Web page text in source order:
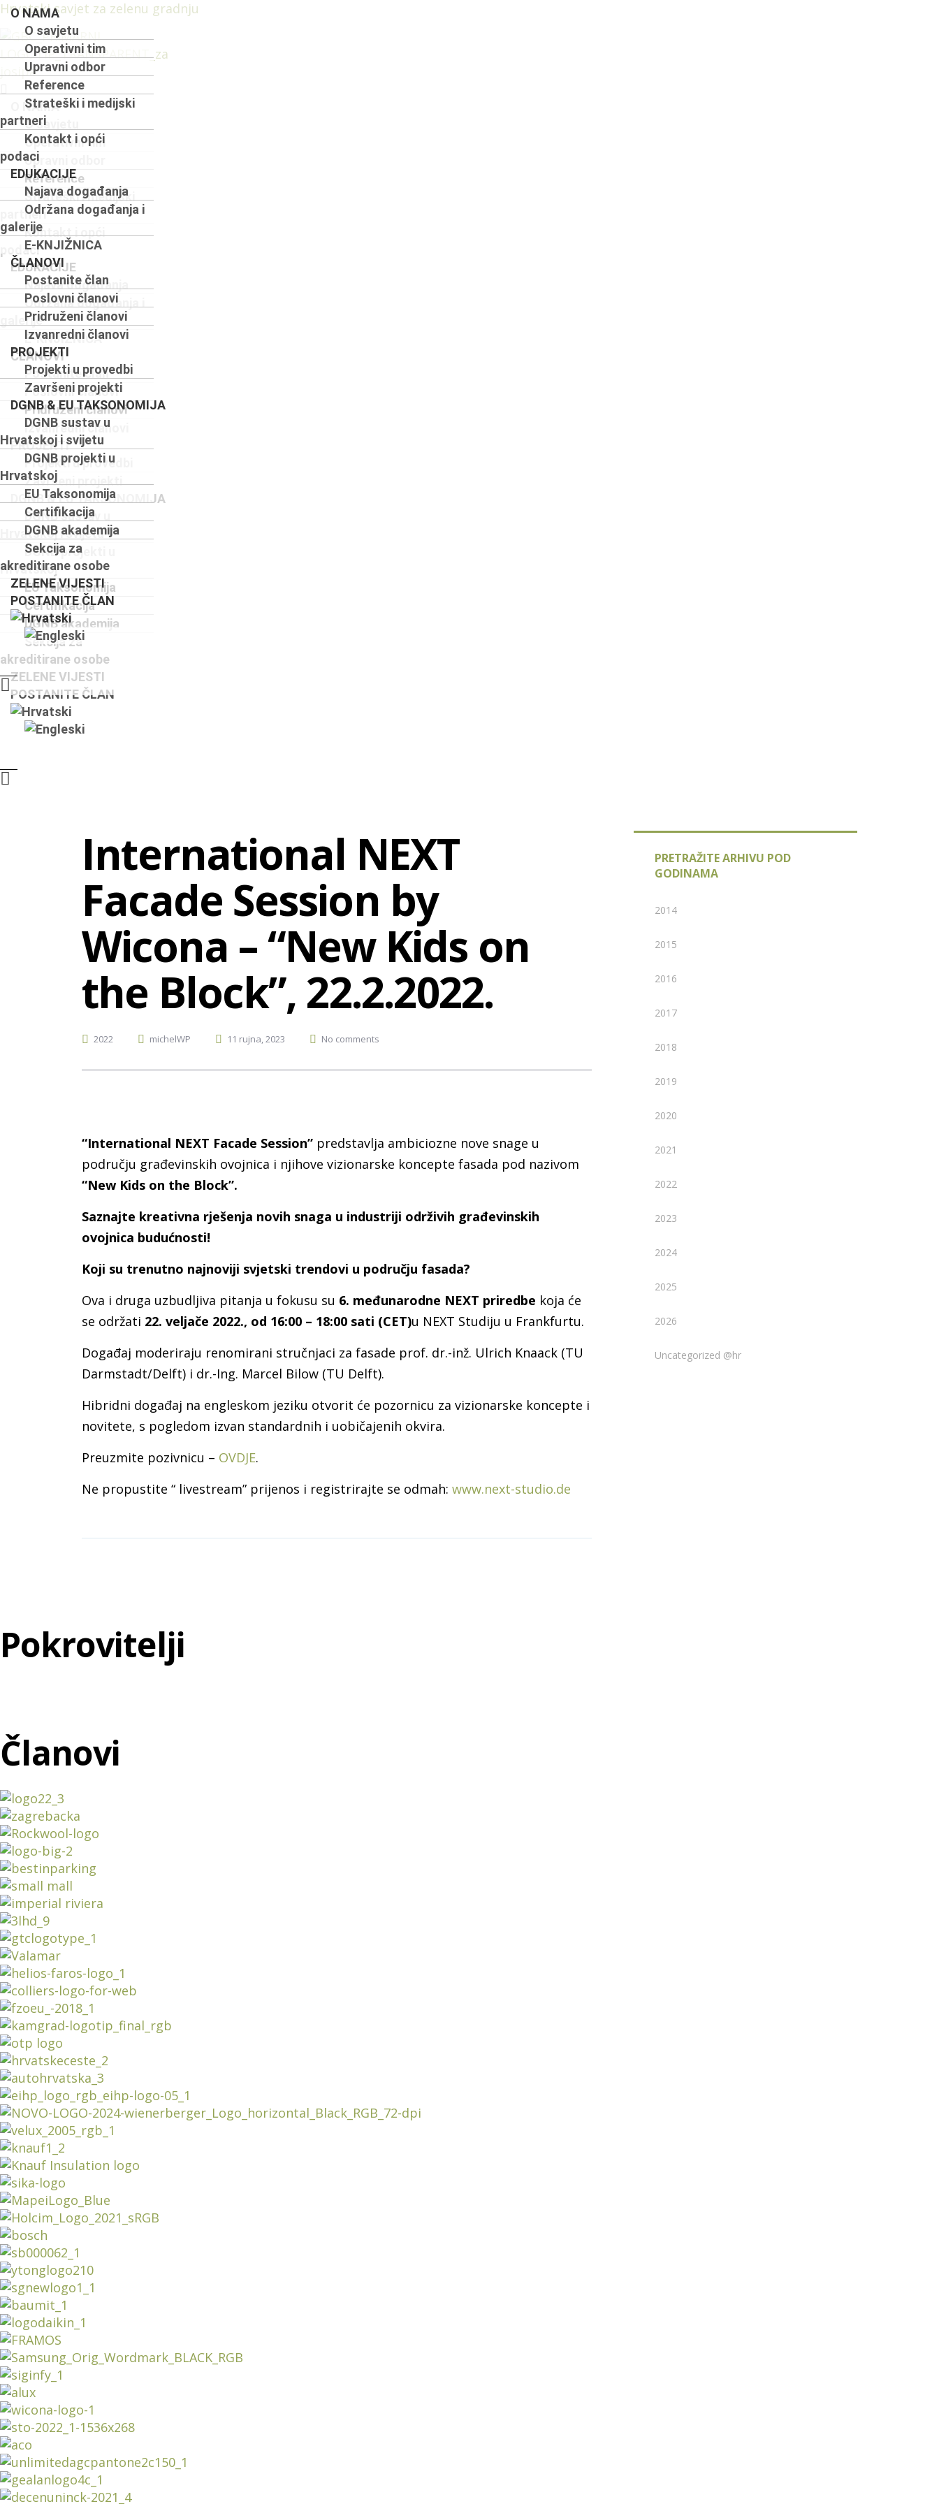
Hrvatski savjet za zelenu gradnju
Menu
O NAMA
O savjetu
Operativni tim
Upravni odbor
Reference
Strateški i medijski
partneri
Kontakt i opći
podaci
EDUKACIJE
Najava događanja
Održana događanja i
galerije
E-KNJIŽNICA
ČLANOVI
Postanite član
Poslovni članovi
Pridruženi članovi
Izvanredni članovi
PROJEKTI
Projekti u provedbi
Završeni projekti
DGNB & EU TAKSONOMIJA
DGNB sustav u
Hrvatskoj i svijetu
DGNB projekti u
Hrvatskoj
EU Taksonomija
Certifikacija
DGNB akademija
Sekcija za
akreditirane osobe
ZELENE VIJESTI
POSTANITE ČLAN
O NAMA
O savjetu
Operativni tim
Upravni odbor
Reference
Strateški i medijski
partneri
Kontakt i opći
podaci
EDUKACIJE
Najava događanja
Održana događanja i
galerije
E-KNJIŽNICA
ČLANOVI
Postanite član
Poslovni članovi
Pridruženi članovi
Izvanredni članovi
PROJEKTI
Projekti u provedbi
Završeni projekti
DGNB & EU TAKSONOMIJA
DGNB sustav u
Hrvatskoj i svijetu
DGNB projekti u
Hrvatskoj
EU Taksonomija
Certifikacija
DGNB akademija
Sekcija za
akreditirane osobe
ZELENE VIJESTI
POSTANITE ČLAN
International NEXT
Facade Session by
Wicona – “New Kids on
the Block”, 22.2.2022.
2022
Posted
michelWP 11 rujna, 2023 No comments
“International NEXT Facade Session” predstavlja ambiciozne nove snage u
području građevinskih ovojnica i njihove vizionarske koncepte fasada pod nazivom
“New Kids on the Block”.
Saznajte kreativna rješenja novih snaga u industriji održivih građevinskih
ovojnica budućnosti!
Koji su trenutno najnoviji svjetski trendovi u području fasada?
Ova i druga uzbudljiva pitanja u fokusu su 6. međunarodne NEXT priredbe koja će
se održati 22. veljače 2022., od 16:00 – 18:00 sati (CET)u NEXT Studiju u Frankfurtu.
Događaj moderiraju renomirani stručnjaci za fasade prof. dr.-inž. Ulrich Knaack (TU
Darmstadt/Delft) i dr.-Ing. Marcel Bilow (TU Delft).
Hibridni događaj na engleskom jeziku otvorit će pozornicu za vizionarske koncepte i
novitete, s pogledom izvan standardnih i uobičajenih okvira.
Preuzmite pozivnicu – OVDJE.
Ne propustite “ livestream” prijenos i registrirajte se odmah: www.next-studio.de
PRETRAŽITE ARHIVU POD
GODINAMA
2014
2015
2016
2017
2018
2019
2020
2021
2022
2023
2024
2025
2026
Uncategorized @hr
Pokrovitelji
Članovi